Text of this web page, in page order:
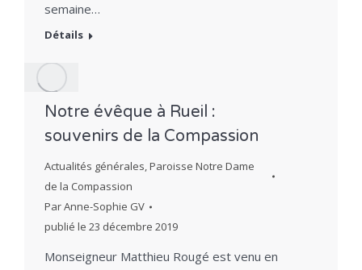
semaine…
Détails
Notre évêque à Rueil :
souvenirs de la Compassion
Actualités générales,Paroisse Notre Dame
de la Compassion
ParAnne-Sophie GV
publié le 23 décembre 2019
Monseigneur Matthieu Rougé est venu en